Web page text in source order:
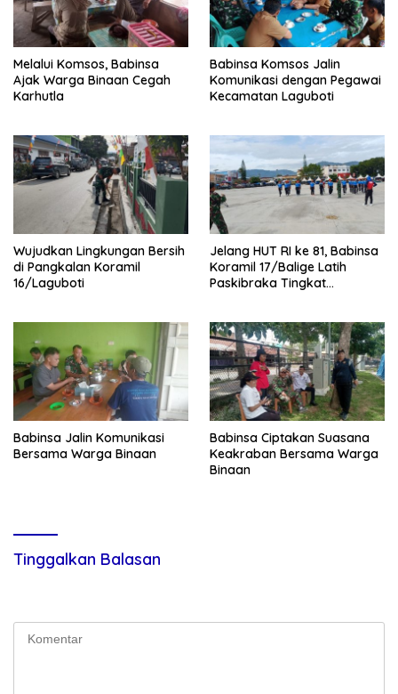
Melalui Komsos, Babinsa
Ajak Warga Binaan Cegah
Karhutla
Babinsa Komsos Jalin
Komunikasi dengan Pegawai
Kecamatan Laguboti
Wujudkan Lingkungan Bersih
di Pangkalan Koramil
16/Laguboti
Jelang HUT RI ke 81, Babinsa
Koramil 17/Balige Latih
Paskibraka Tingkat
Babinsa Jalin Komunikasi
Bersama Warga Binaan
Babinsa Ciptakan Suasana
Keakraban Bersama Warga
Binaan
Tinggalkan Balasan